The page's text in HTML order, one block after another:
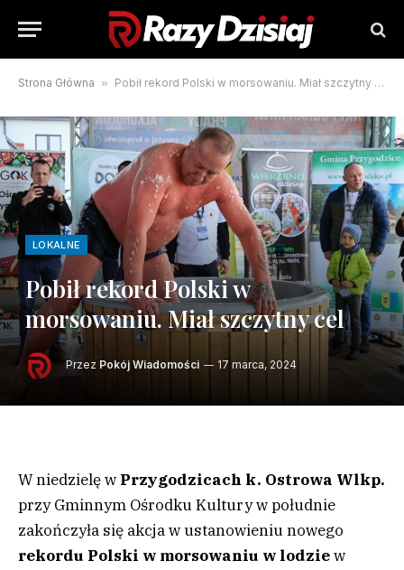
Strona Główna » Pobił rekord Polski w morsowaniu. Miał szczytny cel
LOKALNE
Pobił rekord Polski w
morsowaniu. Miał szczytny cel
Przez Pokój Wiadomości 17 marca, 2024
W niedzielę w Przygodzicach k. Ostrowa Wlkp.
przy Gminnym Ośrodku Kultury w południe
zakończyła się akcja w ustanowieniu nowego
rekordu Polski w morsowaniu w lodziew